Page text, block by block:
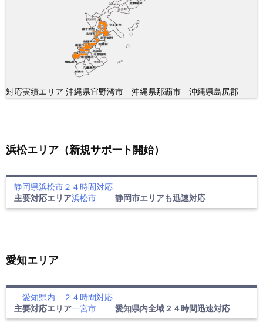
対応実績エリア 沖縄県宜野湾市 沖縄県那覇市 沖縄県島尻郡
浜松エリア（新規サポート開始）
静岡県浜松市２４時間対応
主要対応エリア浜松市 静岡市エリアも迅速対応
愛知エリア
愛知県内 ２４時間対応
主要対応エリア一宮市 愛知県内全域２４時間迅速対応